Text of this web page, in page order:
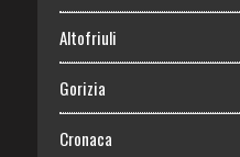
Altofriuli
Gorizia
Cronaca